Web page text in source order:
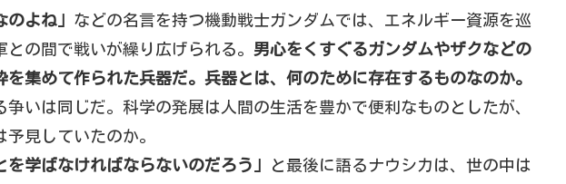
のよね」 などの名言を持つ機動戦士ガンダムでは、エネルギー資源を巡
の間で戦いが繰り広げられる。 男心をくすぐるガンダムやザクなどの
集めて作られた兵器だ。兵器とは、何のために存在するものなのか。
いは同じだ。科学の発展は人間の生活を豊かで便利なものとしたが、
見していたのか。
を学ばなければならないのだろう」
と最後に語るナウシカは、世の中は